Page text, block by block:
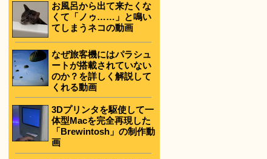
お風呂から出て来たくな
くて「ノゥ……」と鳴い
てしまうネコの動画
なぜ旅客機にはパラシュ
ートが搭載されていない
のか？を詳しく解説して
くれる動画
3Dプリンタを駆使して一
体型Macを完全再現した
「Brewintosh」の制作動
画